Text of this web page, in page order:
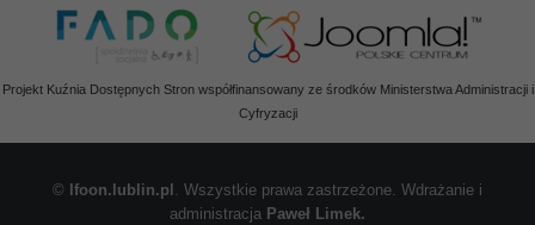
Projekt Kuźnia Dostępnych Stron współfinansowany ze środków Ministerstwa Administracji i
Cyfryzacji
© lfoon.lublin.pl . Wszystkie prawa zastrzeżone. Wdrażanie i
administracja Paweł Limek.